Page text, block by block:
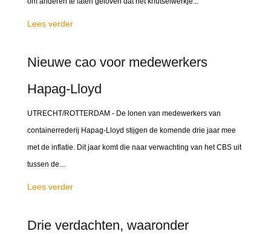
Lees verder
Nieuwe cao voor medewerkers
Hapag-Lloyd
UTRECHT/ROTTERDAM - De lonen van medewerkers van
containerrederij Hapag-Lloyd stijgen de komende drie jaar mee
met de inflatie. Dit jaar komt die naar verwachting van het CBS uit
tussen de...
Lees verder
Drie verdachten, waaronder